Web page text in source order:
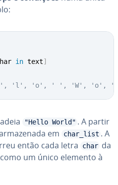
in text]
'l', 'l', 'o', ' ', 'W', 'o',
"Hello World" . A partir
em
char_list . A
então cada letra
char da
um único elemento à